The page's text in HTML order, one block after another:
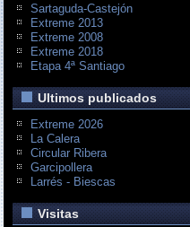
Sartaguda-Castejón
Extreme 2013
Extreme 2008
Extreme 2018
Etapa 4ª Santiago
Ultimos publicados
Extreme 2026
La Calera
Circular Ribera
Garcipollera
Larrés - Biescas
Visitas